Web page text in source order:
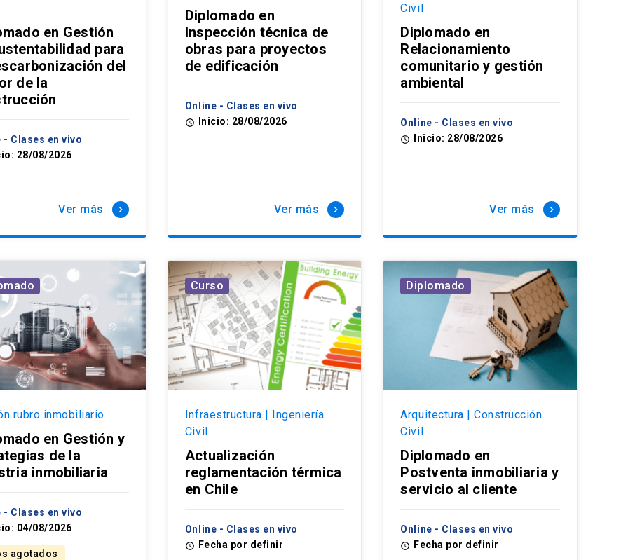
en Gestión
para
del
de la
- Clases en vivo
28/08/2026
Ver más keyboard_arrow_right
Diplomado en
Inspección técnica de
obras para proyectos
de edificación
Online - Clases en vivo
access_time Inicio: 28/08/2026
Ver más keyboard_arrow_right
Civil
Diplomado en
Relacionamiento
comunitario y gestión
ambiental
Online - Clases en vivo
access_time Inicio: 28/08/2026
Ver más keyboard_arrow_right
rubro inmobiliario
en Gestión y
de la
inmobiliaria
- Clases en vivo
04/08/2026
agotados
Curso
Infraestructura | Ingeniería
Civil
Actualización
reglamentación térmica
en Chile
Online - Clases en vivo
access_time Fecha por definir
Diplomado
Arquitectura | Construcción
Civil
Diplomado en
Postventa inmobiliaria y
servicio al cliente
Online - Clases en vivo
access_time Fecha por definir